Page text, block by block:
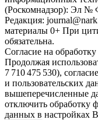
(Роскомнадзор): Эл №
Редакция:
материалы 0+ При
обязательна.
Согласие на
Продолжая
7 710 475 530),
и пользовательских
вышеперечисленные
отключить обработку
данных в настройках